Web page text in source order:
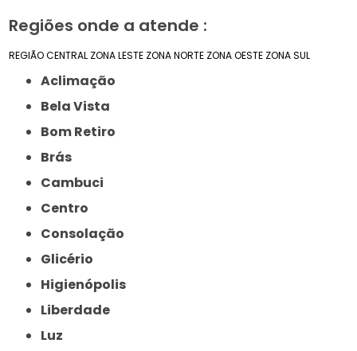
Regiões onde a atende :
REGIÃO CENTRAL ZONA LESTE ZONA NORTE ZONA OESTE ZONA SUL
Aclimação
Bela Vista
Bom Retiro
Brás
Cambuci
Centro
Consolação
Glicério
Higienópolis
Liberdade
Luz